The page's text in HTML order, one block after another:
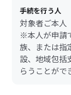
手続を行う人
対象者ご本人
※本人が申請
族、または指
設、地域包括
らうことがで